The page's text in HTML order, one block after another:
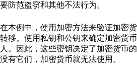
要防范盗窃和其他不法行为。
在本例中，使用加密方法来验证加密
转移。使用私钥和公钥来确定加密货
人。因此，这些密钥决定了加密货币
没有它们，加密货币就无法使用。